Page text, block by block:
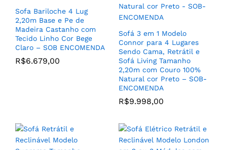
Sofa Bariloche 4 Lug
2,20m Base e Pe de
Madeira Castanho com
Tecido Linho Cor Bege
Claro – SOB ENCOMENDA
R$6.679,00
Sofá 3 em 1 Modelo
Connor para 4 Lugares
Sendo Cama, Retrátil e
Sofá Living Tamanho
2,20m com Couro 100%
Natural cor Preto – SOB-
ENCOMENDA
R$9.998,00
Cordas com Tecido Linho
cor Bege Cru – SOB
R$8.699,00
Poltrona Antonella Tecido
Linho Cor Cinza Prata